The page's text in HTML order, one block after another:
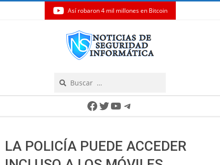
Así robaron 4 mil millones en Bitcoin
Facebook
Twitter
YouTube
Telegram
LA POLICÍA PUEDE ACCEDER